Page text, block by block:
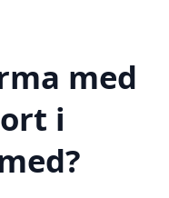
med
i